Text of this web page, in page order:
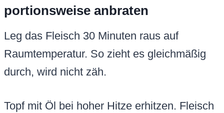
portionsweise anbraten
Leg das Fleisch 30 Minuten raus auf
Raumtemperatur. So zieht es gleichmäßig
durch, wird nicht zäh.
Topf mit Öl bei hoher Hitze erhitzen. Fleisch